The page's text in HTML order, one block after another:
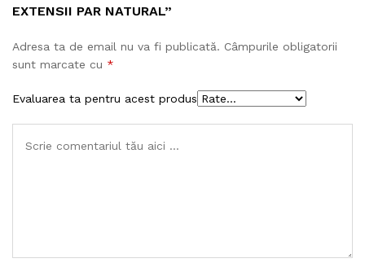
EXTENSII PAR NATURAL”
Adresa ta de email nu va fi publicată. Câmpurile obligatorii
sunt marcate cu *
Evaluarea ta pentru acest produs